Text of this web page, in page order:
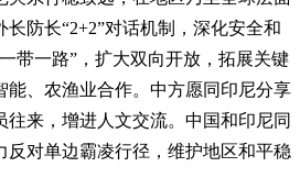
防长“2+2”对话机制，深化安全和
带一路”，扩大双向开放，拓展关键
能、农渔业合作。中方愿同印尼分享
往来，增进人文交流。中国和印尼同
反对单边霸凌行径，维护地区和平稳